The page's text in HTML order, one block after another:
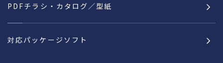
PDFチラシ・カタログ／型紙
対応パッケージソフト